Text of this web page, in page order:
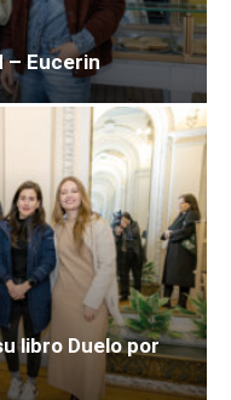
– Eucerin
libro Duelo por